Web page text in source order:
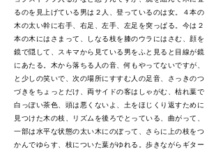
るのを見上げている男は２人、登っているのは女。４本の
木の太い幹に右手、右足、左手、左足を突っぱる。今は２
本の木にはさまって、しなる枝を膝のウラにはさむ、顔を
鏡で隠して、スキマから見ている男をふと見ると目線が鏡
にあたる。木から落ちる人の音、何もやってないですが、
と少しの笑いで、次の場所にすすむ人の足音、さっきのつ
づきをちょっとだけ、両サイドの客はしゃがむ、枯れ葉で
白っぽい茶色、頭は悪くないよ、土をほじくり返すために
見つけた木の枝、リズムを後ろでとっている、曲がって、
一部は水平な状態の太い木にのぼって、さらに上の枝をつ
かんでゆらす、枝についた葉がゆれる。歩きながらギター